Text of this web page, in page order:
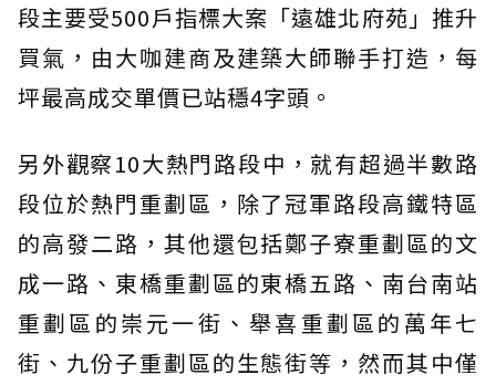
段主要受500戶指標大案「遠雄北府苑」推升
買氣，由大咖建商及建築大師聯手打造，每
坪最高成交單價已站穩4字頭。
另外觀察10大熱門路段中，就有超過半數路
段位於熱門重劃區，除了冠軍路段高鐵特區
的高發二路，其他還包括鄭子寮重劃區的文
成一路、東橋重劃區的東橋五路、南台南站
重劃區的崇元一街、舉喜重劃區的萬年七
街、九份子重劃區的生態街等，然而其中僅